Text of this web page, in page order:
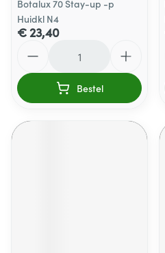
Botalux 70 Stay-up -p
Huidkl N4
€ 23,40
Bestel